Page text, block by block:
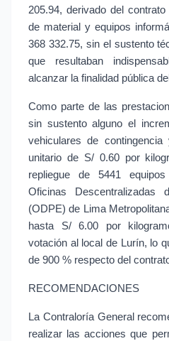
205.94, derivado del
de material y equipos
368 332.75, sin el sustento
que resultaban
alcanzar la finalidad pública
Como parte de las
sin sustento alguno el
vehiculares de
unitario de S/ 0.60 por
repliegue de 5441
Oficinas Descentralizadas
(ODPE) de Lima
hasta S/ 6.00 por
votación al local de Lurín, lo
de 900 % respecto del
RECOMENDACIONES
La Contraloría General
realizar las acciones que